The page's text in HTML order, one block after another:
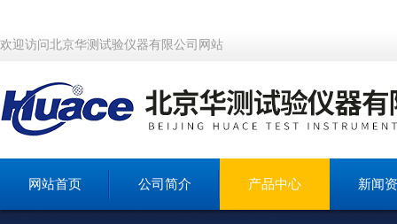
欢迎访问北京华测试验仪器有限公司网站
网站首页 公司简介 产品中心 新闻